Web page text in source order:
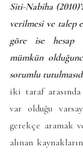
Siti-Nabiha
verilmesi ve talep
göre ise hesap
mümkün
sorumlu
iki taraf
var olduğu
gerekçe aramak
alınan